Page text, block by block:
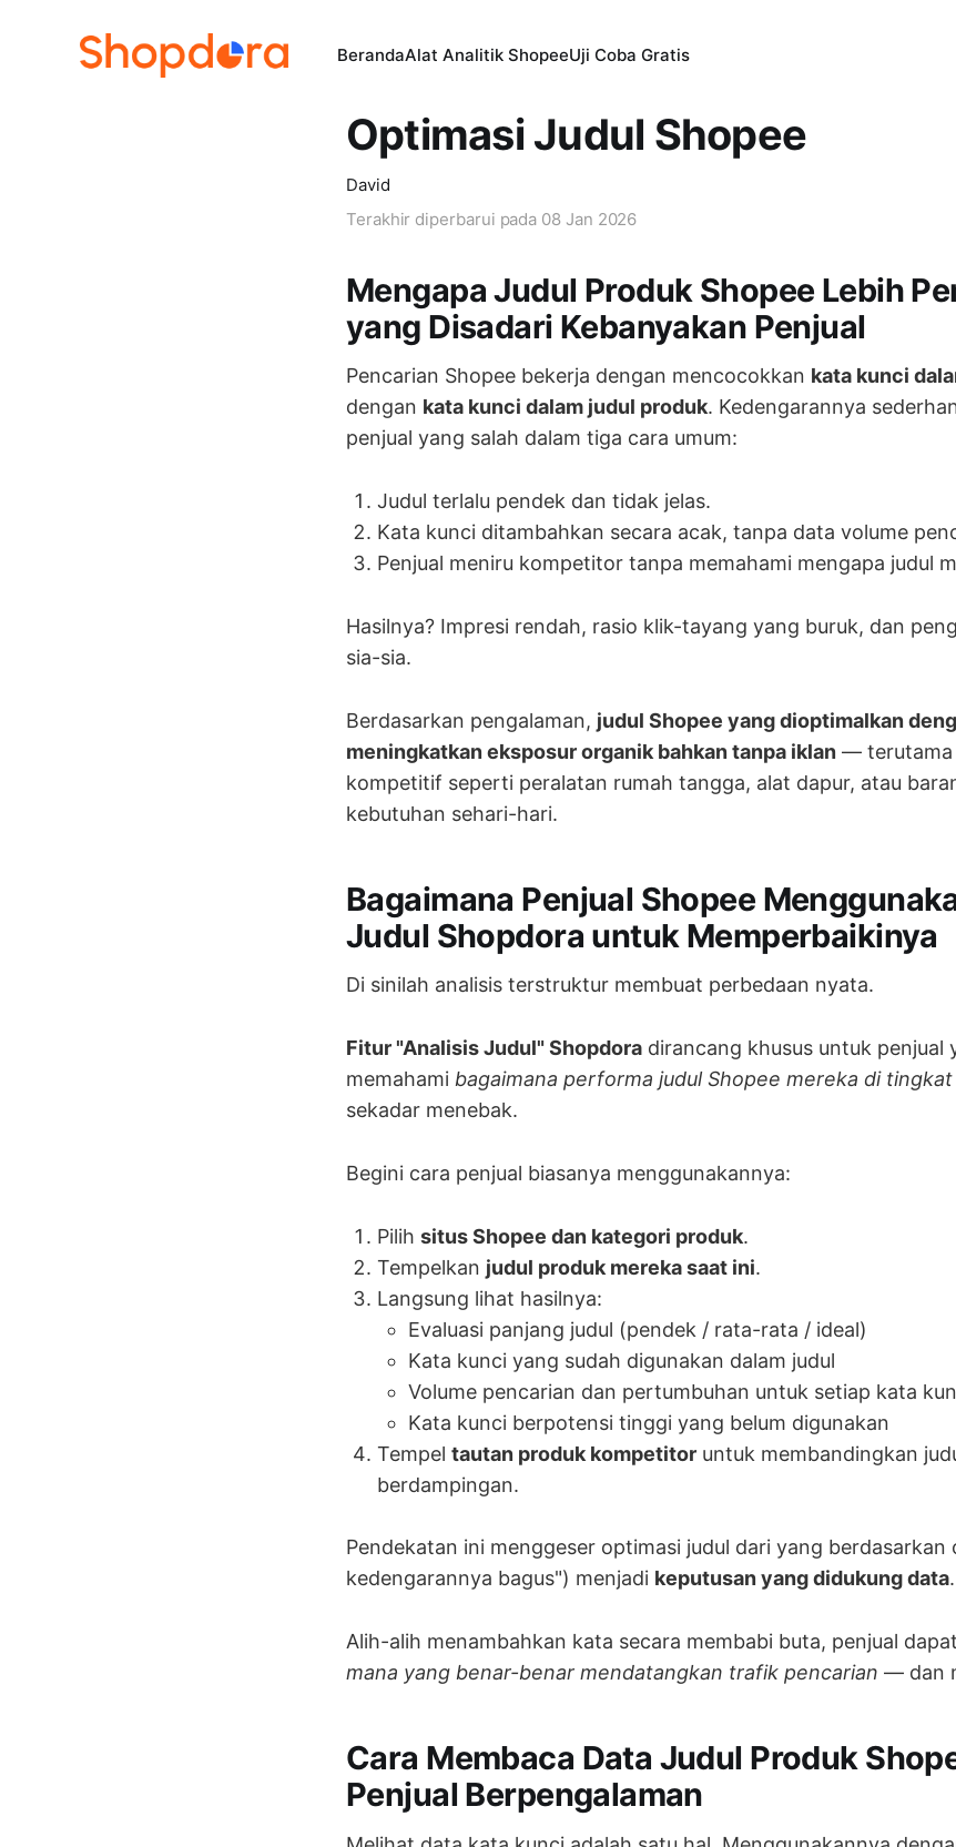
BerandaAlat Analitik ShopeeUji Coba Gratis
Optimasi Judul Shopee
David
Terakhir diperbarui pada 08 Jan 2026
Mengapa Judul Produk Shopee Lebih
yang Disadari Kebanyakan Penjual
Pencarian Shopee bekerja dengan mencocokkan kata kunci
dengan kata kunci dalam judul produk. Kedengarannya
penjual yang salah dalam tiga cara umum:
Judul terlalu pendek dan tidak jelas.
Kata kunci ditambahkan secara acak, tanpa data volume
Penjual meniru kompetitor tanpa memahami mengapa judul
Hasilnya? Impresi rendah, rasio klik-tayang yang buruk, dan
sia-sia.
Berdasarkan pengalaman, judul Shopee yang dioptimalkan
meningkatkan eksposur organik bahkan tanpa iklan — terutama
kompetitif seperti peralatan rumah tangga, alat dapur, atau
kebutuhan sehari-hari.
Bagaimana Penjual Shopee
Judul Shopdora untuk Memperbaikinya
Di sinilah analisis terstruktur membuat perbedaan nyata.
Fitur "Analisis Judul" Shopdora dirancang khusus untuk penjual
memahami bagaimana performa judul Shopee mereka di
sekadar menebak.
Begini cara penjual biasanya menggunakannya:
Pilih situs Shopee dan kategori produk.
Tempelkan judul produk mereka saat ini.
Langsung lihat hasilnya:
Evaluasi panjang judul (pendek / rata-rata / ideal)
Kata kunci yang sudah digunakan dalam judul
Volume pencarian dan pertumbuhan untuk setiap kata
Kata kunci berpotensi tinggi yang belum digunakan
Tempel tautan produk kompetitor untuk membandingkan
berdampingan.
Pendekatan ini menggeser optimasi judul dari yang berdasarkan
kedengarannya bagus") menjadi keputusan yang didukung data.
Alih-alih menambahkan kata secara membabi buta, penjual
mana yang benar-benar mendatangkan trafik pencarian — dan
Cara Membaca Data Judul Produk
Penjual Berpengalaman